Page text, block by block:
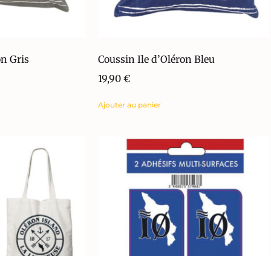
Gris
Coussin Ile d’Oléron Bleu
19,90 €
Ajouter au panier